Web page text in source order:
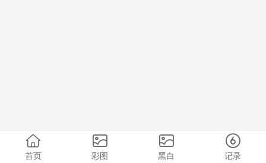
首页 彩图 黑白 记录